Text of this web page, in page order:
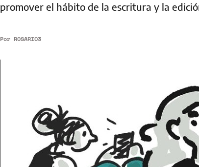
promover el hábito de la escritura y la
Por ROSARIO3